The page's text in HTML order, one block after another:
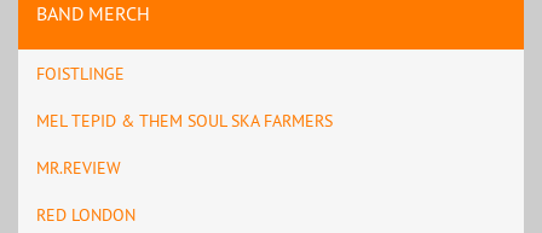
BAND MERCH
FOISTLINGE
MEL TEPID & THEM SOUL SKA FARMERS
MR.REVIEW
RED LONDON